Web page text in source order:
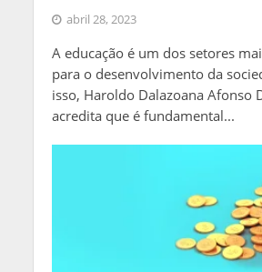
abril 28, 2023
A educação é um dos setores
para o desenvolvimento da
isso, Haroldo Dalazoana Afonso
acredita que é fundamental...